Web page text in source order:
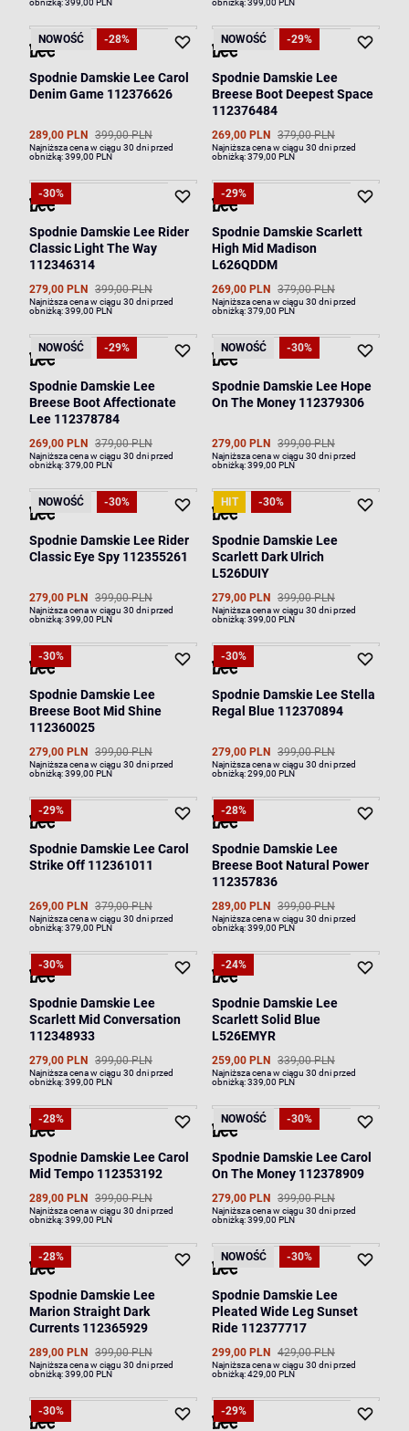
obniżką:399,00 PLN obniżką:399,00 PLN
NOWOŚĆ -28%
Spodnie Damskie Lee Carol
Denim Game 112376626
289,00 PLN 399,00 PLN
Najniższa cena w ciągu 30 dni przed
obniżką:399,00 PLN
NOWOŚĆ -29%
Spodnie Damskie Lee
Breese Boot Deepest Space
112376484
269,00 PLN 379,00 PLN
Najniższa cena w ciągu 30 dni przed
obniżką:379,00 PLN
-30%
Spodnie Damskie Lee Rider
Classic Light The Way
112346314
279,00 PLN 399,00 PLN
Najniższa cena w ciągu 30 dni przed
obniżką:399,00 PLN
-29%
Spodnie Damskie Scarlett
High Mid Madison
L626QDDM
269,00 PLN 379,00 PLN
Najniższa cena w ciągu 30 dni przed
obniżką:379,00 PLN
NOWOŚĆ -29%
Spodnie Damskie Lee
Breese Boot Affectionate
Lee 112378784
269,00 PLN 379,00 PLN
Najniższa cena w ciągu 30 dni przed
obniżką:379,00 PLN
NOWOŚĆ -30%
Spodnie Damskie Lee Hope
On The Money 112379306
279,00 PLN 399,00 PLN
Najniższa cena w ciągu 30 dni przed
obniżką:399,00 PLN
NOWOŚĆ -30%
Spodnie Damskie Lee Rider
Classic Eye Spy 112355261
279,00 PLN 399,00 PLN
Najniższa cena w ciągu 30 dni przed
obniżką:399,00 PLN
HIT -30%
Spodnie Damskie Lee
Scarlett Dark Ulrich
L526DUIY
279,00 PLN 399,00 PLN
Najniższa cena w ciągu 30 dni przed
obniżką:399,00 PLN
-30%
Spodnie Damskie Lee
Breese Boot Mid Shine
112360025
279,00 PLN 399,00 PLN
Najniższa cena w ciągu 30 dni przed
obniżką:399,00 PLN
-30%
Spodnie Damskie Lee Stella
Regal Blue 112370894
279,00 PLN 399,00 PLN
Najniższa cena w ciągu 30 dni przed
obniżką:299,00 PLN
-29%
Spodnie Damskie Lee Carol
Strike Off 112361011
269,00 PLN 379,00 PLN
Najniższa cena w ciągu 30 dni przed
obniżką:379,00 PLN
-28%
Spodnie Damskie Lee
Breese Boot Natural Power
112357836
289,00 PLN 399,00 PLN
Najniższa cena w ciągu 30 dni przed
obniżką:399,00 PLN
-30%
Spodnie Damskie Lee
Scarlett Mid Conversation
112348933
279,00 PLN 399,00 PLN
Najniższa cena w ciągu 30 dni przed
obniżką:399,00 PLN
-24%
Spodnie Damskie Lee
Scarlett Solid Blue
L526EMYR
259,00 PLN 339,00 PLN
Najniższa cena w ciągu 30 dni przed
obniżką:339,00 PLN
-28%
Spodnie Damskie Lee Carol
Mid Tempo 112353192
289,00 PLN 399,00 PLN
Najniższa cena w ciągu 30 dni przed
obniżką:399,00 PLN
NOWOŚĆ -30%
Spodnie Damskie Lee Carol
On The Money 112378909
279,00 PLN 399,00 PLN
Najniższa cena w ciągu 30 dni przed
obniżką:399,00 PLN
-28%
Spodnie Damskie Lee
Marion Straight Dark
Currents 112365929
289,00 PLN 399,00 PLN
Najniższa cena w ciągu 30 dni przed
obniżką:399,00 PLN
NOWOŚĆ -30%
Spodnie Damskie Lee
Pleated Wide Leg Sunset
Ride 112377717
299,00 PLN 429,00 PLN
Najniższa cena w ciągu 30 dni przed
obniżką:429,00 PLN
-30% -29%